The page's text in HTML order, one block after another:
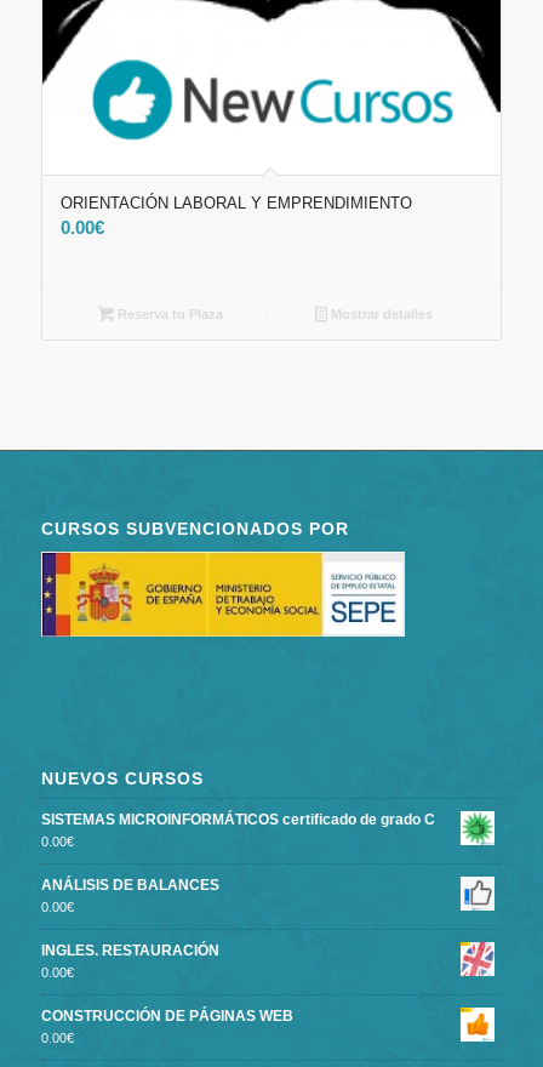
ORIENTACIÓN LABORAL Y EMPRENDIMIENTO
0.00€
Reserva tu Plaza Mostrar detalles
CURSOS SUBVENCIONADOS POR
NUEVOS CURSOS
SISTEMAS MICROINFORMÁTICOS certificado de grado C
0.00€
ANÁLISIS DE BALANCES
0.00€
INGLES. RESTAURACIÓN
0.00€
CONSTRUCCIÓN DE PÁGINAS WEB
0.00€